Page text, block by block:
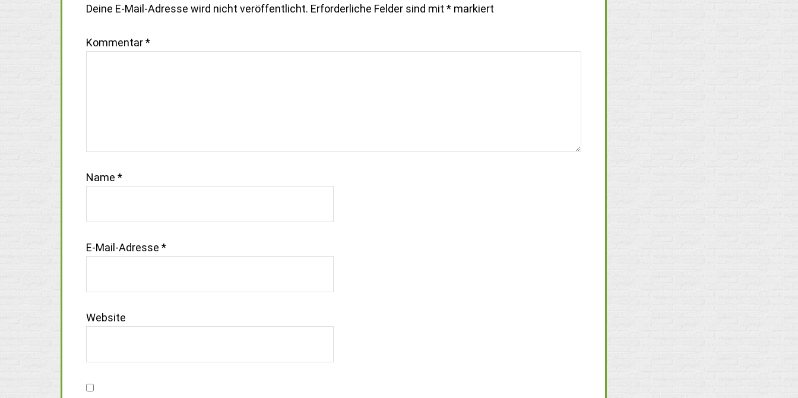
Deine E-Mail-Adresse wird nicht veröffentlicht. Erforderliche Felder sind mit * markiert
Kommentar*
Name *
E-Mail-Adresse *
Website